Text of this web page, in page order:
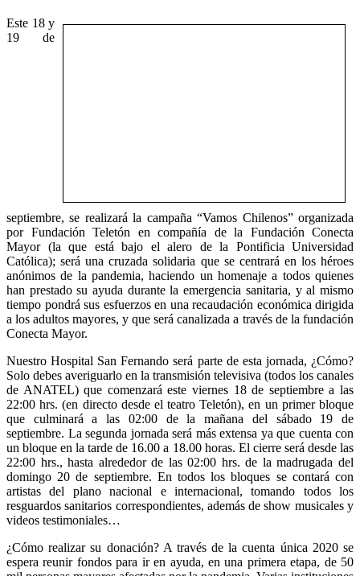
Este 18 y
19 de
septiembre, se realizará la campaña “Vamos Chilenos” organizada
por Fundación Teletón en compañía de la Fundación Conecta
Mayor (la que está bajo el alero de la Pontificia Universidad
Católica); será una cruzada solidaria que se centrará en los héroes
anónimos de la pandemia, haciendo un homenaje a todos quienes
han prestado su ayuda durante la emergencia sanitaria, y al mismo
tiempo pondrá sus esfuerzos en una recaudación económica dirigida
a los adultos mayores, y que será canalizada a través de la fundación
Conecta Mayor.
Nuestro Hospital San Fernando será parte de esta jornada, ¿Cómo?
Solo debes averiguarlo en la transmisión televisiva (todos los canales
de ANATEL) que comenzará este viernes 18 de septiembre a las
22:00 hrs. (en directo desde el teatro Teletón), en un primer bloque
que culminará a las 02:00 de la mañana del sábado 19 de
septiembre. La segunda jornada será más extensa ya que cuenta con
un bloque en la tarde de 16.00 a 18.00 horas. El cierre será desde las
22:00 hrs., hasta alrededor de las 02:00 hrs. de la madrugada del
domingo 20 de septiembre. En todos los bloques se contará con
artistas del plano nacional e internacional, tomando todos los
resguardos sanitarios correspondientes, además de show musicales y
videos testimoniales…
¿Cómo realizar su donación? A través de la cuenta única 2020 se
espera reunir fondos para ir en ayuda, en una primera etapa, de 50